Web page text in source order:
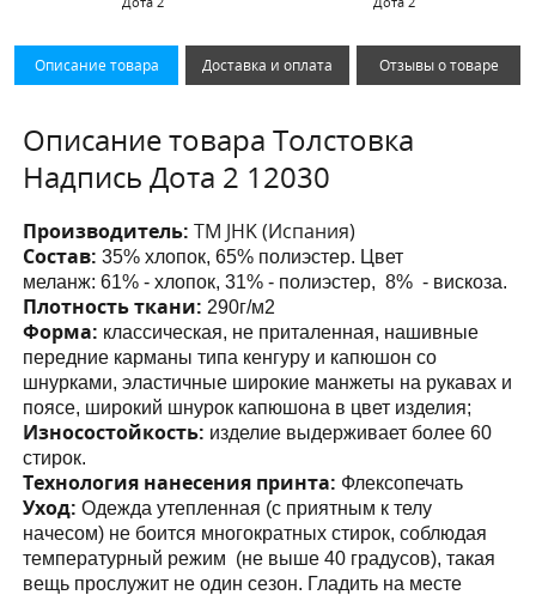
Описание товара Доставка и оплата Отзывы о товаре
Описание товара Толстовка
Надпись Дота 2 12030
Производитель:ТМ JHK (Испания)
Состав: 35% хлопок, 65% полиэстер. Цвет
меланж:61% - хлопок, 31% - полиэстер, 8% - вискоза.
Плотность ткани: 290г/м2
Форма: классическая, не приталенная, нашивные
передние карманытипа кенгуру и капюшон со
шнурками, эластичные широкие манжеты на рукавах и
поясе, широкий шнурок капюшона в цвет изделия;
Износостойкость: изделие выдерживает более 60
стирок.
Технология нанесения принта: Флексопечать
Уход: Одежда утепленная (с приятным к телу
начесом) не боится многократных стирок, соблюдая
температурный режим (не выше 40 градусов), такая
вещь прослужит не один сезон. Гладить на месте